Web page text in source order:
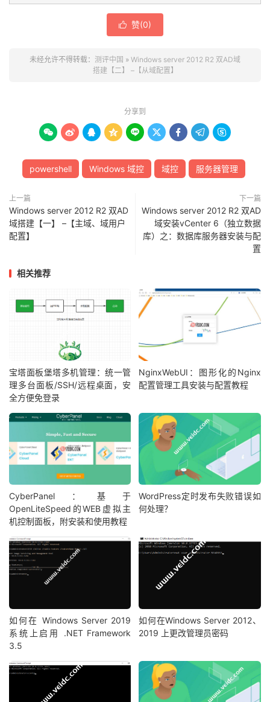
 赞(0)
未经允许不得转载： 测评中国 » Windows server 2012 R2 双AD域
搭建【二】 –【从域配置】
分享到
        
powershell Windows 域控 域控 服务器管理
上一篇
Windows server 2012 R2 双AD
域搭建【一】 –【主域、域用户
配置】
下一篇
Windows server 2012 R2 双AD
域安装vCenter 6（独立数据
库）之：数据库服务器安装与配
置
相关推荐
宝塔面板堡塔多机管理：统一管
理多台面板/SSH/远程桌面，安
全方便免登录
NginxWebUI：图形化的Nginx
配置管理工具安装与配置教程
CyberPanel：基于
OpenLiteSpeed的WEB虚拟主
机控制面板，附安装和使用教程
WordPress定时发布失败错误如
何处理？
如何在 Windows Server 2019
系统上启用 .NET Framework
3.5
如何在Windows Server 2012、
2019 上更改管理员密码